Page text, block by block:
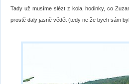
Tady už musíme slézt z kola, hodinky, co
prostě daly jasně vědět (tedy ne že bych sám